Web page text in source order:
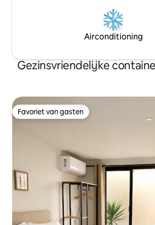
Airconditioning
Gezinsvriendelijke
Favoriet van gasten
Favoriet van gasten